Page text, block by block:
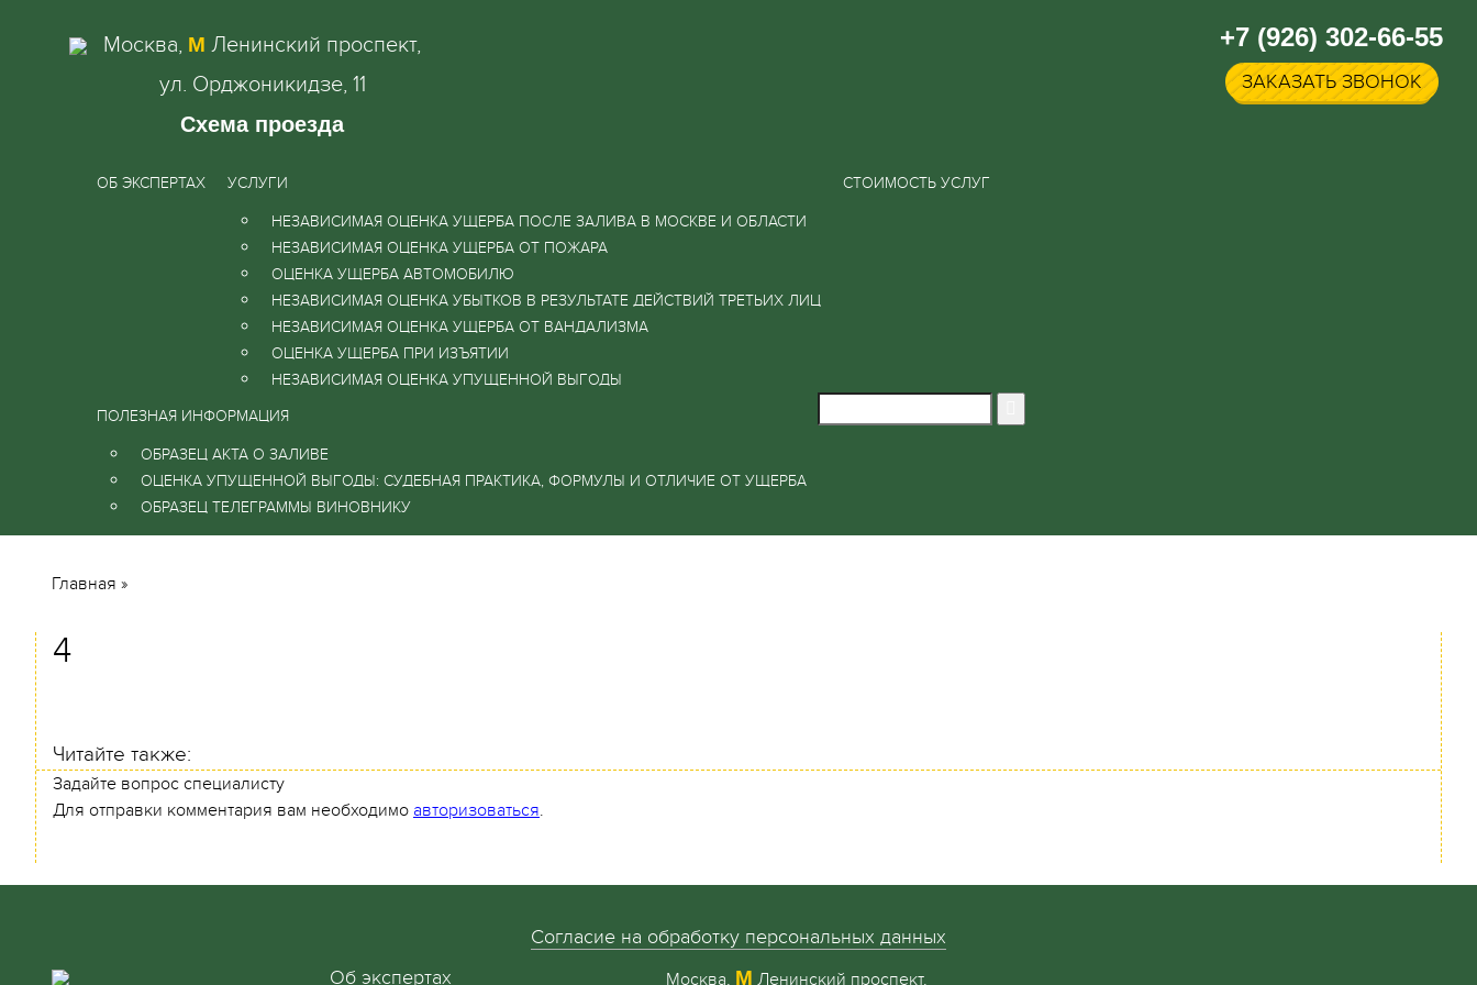
Москва, М Ленинский проспект,
ул. Орджоникидзе, 11
Схема проезда
+7 (926) 302-66-55
ЗАКАЗАТЬ ЗВОНОК
ОБ ЭКСПЕРТАХ УСЛУГИ
НЕЗАВИСИМАЯ ОЦЕНКА УЩЕРБА ПОСЛЕ ЗАЛИВА В МОСКВЕ И ОБЛАСТИ
НЕЗАВИСИМАЯ ОЦЕНКА УЩЕРБА ОТ ПОЖАРА
ОЦЕНКА УЩЕРБА АВТОМОБИЛЮ
НЕЗАВИСИМАЯ ОЦЕНКА УБЫТКОВ В РЕЗУЛЬТАТЕ ДЕЙСТВИЙ ТРЕТЬИХ ЛИЦ
НЕЗАВИСИМАЯ ОЦЕНКА УЩЕРБА ОТ ВАНДАЛИЗМА
ОЦЕНКА УЩЕРБА ПРИ ИЗЪЯТИИ
НЕЗАВИСИМАЯ ОЦЕНКА УПУЩЕННОЙ ВЫГОДЫ
СТОИМОСТЬ УСЛУГ
ПОЛЕЗНАЯ ИНФОРМАЦИЯ
ОБРАЗЕЦ АКТА О ЗАЛИВЕ
ОЦЕНКА УПУЩЕННОЙ ВЫГОДЫ: СУДЕБНАЯ ПРАКТИКА, ФОРМУЛЫ И ОТЛИЧИЕ ОТ УЩЕРБА
ОБРАЗЕЦ ТЕЛЕГРАММЫ ВИНОВНИКУ
Главная »
4
Читайте также:
Задайте вопрос специалисту
Для отправки комментария вам необходимо авторизоваться.
Согласие на обработку персональных данных
Об экспертах
Москва, М Ленинский проспект,